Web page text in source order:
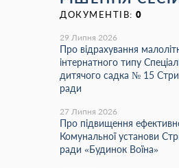
ДОКУМЕНТІВ: 0
29 Липня 2026
Про відрахування
інтернатного типу
дитячого садка № 15
ради
27 Липня 2026
Про підвищення
Комунальної установи
ради «Будинок Воїна»